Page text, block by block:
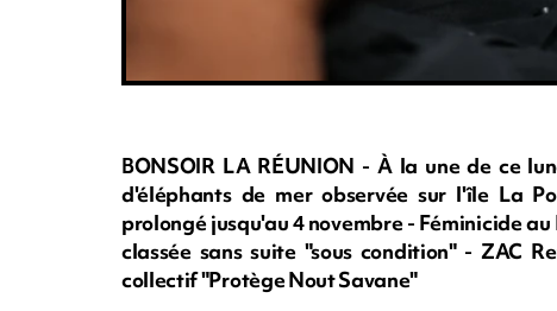
BONSOIR LA RÉUNION - À la une de ce
d'éléphants de mer observée sur l'île La
prolongé jusqu'au 4 novembre - Féminicide
classée sans suite "sous condition" - ZAC
collectif "Protège Nout Savane"